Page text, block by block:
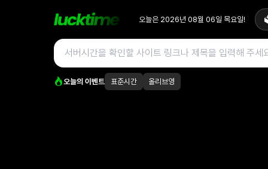
오늘은 2026년 08월 06일 목요일!
오늘의 이벤트 표준시간 올리브영